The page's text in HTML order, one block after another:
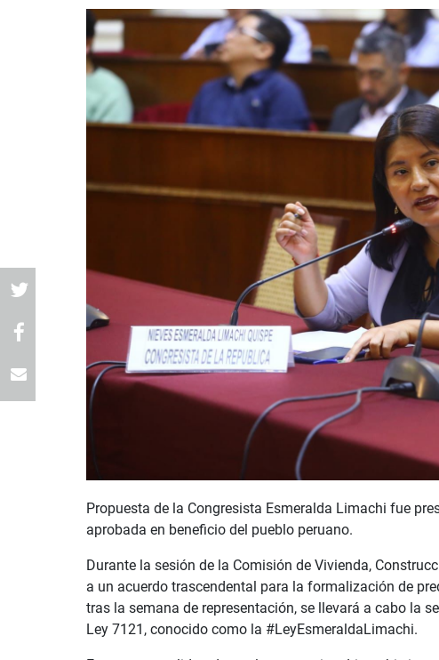
Propuesta de la Congresista Esmeralda Limachi fue
aprobada en beneficio del pueblo peruano.
Durante la sesión de la Comisión de Vivienda,
a un acuerdo trascendental para la formalización de
tras la semana de representación, se llevará a cabo la
Ley 7121, conocido como la #LeyEsmeraldaLimachi.